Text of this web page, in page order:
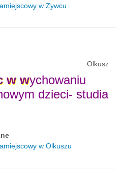
w Żywcu
Olkusz
w wychowaniu
dzieci- studia
w Olkuszu